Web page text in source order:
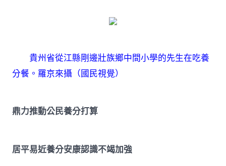
貴州省從江縣剛邊壯族鄉中間小學的先生在吃養
分餐。 羅京來攝（國民視覺）
鼎力推動公民養分打算
居平易近養分安康認識不竭加強